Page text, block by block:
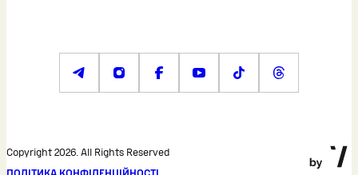
Copyright 2026. All Rights Reserved